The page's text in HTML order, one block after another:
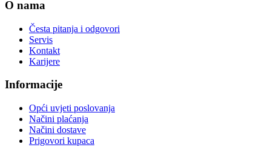
O nama
Česta pitanja i odgovori
Servis
Kontakt
Karijere
Informacije
Opći uvjeti poslovanja
Načini plaćanja
Načini dostave
Prigovori kupaca